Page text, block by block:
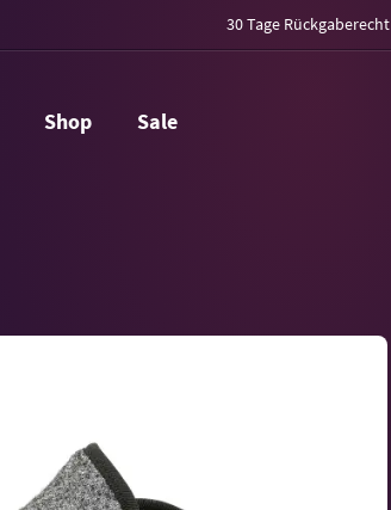
30 Tage Rückgaberecht
Shop Sale